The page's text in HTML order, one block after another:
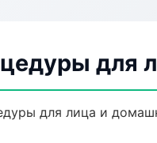
для
для лица и